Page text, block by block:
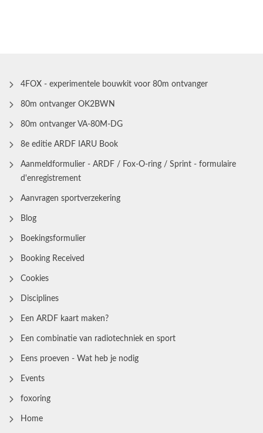
4FOX - experimentele bouwkit voor 80m ontvanger
80m ontvanger OK2BWN
80m ontvanger VA-80M-DG
8e editie ARDF IARU Book
Aanmeldformulier - ARDF / Fox-O-ring / Sprint - formulaire
d'enregistrement
Aanvragen sportverzekering
Blog
Boekingsformulier
Booking Received
Cookies
Disciplines
Een ARDF kaart maken?
Een combinatie van radiotechniek en sport
Eens proeven - Wat heb je nodig
Events
foxoring
Home